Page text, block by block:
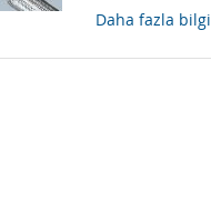
Daha fazla bilgi